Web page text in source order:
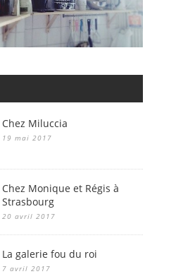
Chez Miluccia
19 mai 2017
Chez Monique et Régis à
Strasbourg
20 avril 2017
La galerie fou du roi
7 avril 2017